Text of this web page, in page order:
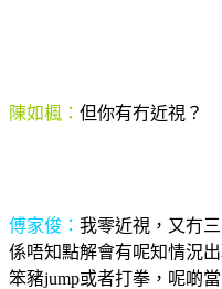
陳如楓： 但你有冇近視？
傅家俊： 我零近視，又冇
係唔知點解會有呢知情況
笨豬jump或者打拳，呢啲